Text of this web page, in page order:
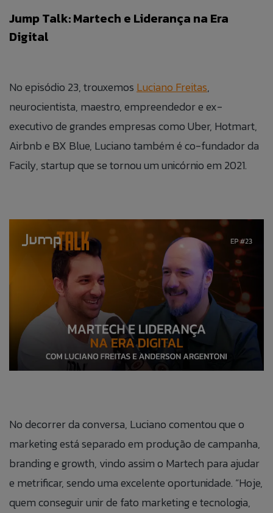
BLOG
ÁREA DO COLABORADOR
CANAL DE ÉTICA
PT
ES
Jump Talk: Martech e Liderança na Era
Digital
No episódio 23, trouxemos Luciano Freitas,
neurocientista, maestro, empreendedor e ex-
executivo de grandes empresas como Uber, Hotmart,
Airbnb e BX Blue, Luciano também é co-fundador da
Facily, startup que se tornou um unicórnio em 2021.
No decorrer da conversa, Luciano comentou que o
marketing está separado em produção de campanha,
branding e growth, vindo assim o Martech para ajudar
e metrificar, sendo uma excelente oportunidade. “Hoje,
quem conseguir unir de fato marketing e tecnologia,